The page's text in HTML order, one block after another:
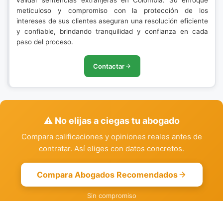
meticuloso y compromiso con la protección de los
intereses de sus clientes aseguran una resolución eficiente
y confiable, brindando tranquilidad y confianza en cada
paso del proceso.
Contactar
⚠️ No elijas a ciegas tu abogado
Compara calificaciones y opiniones reales antes de
contratar. Así eliges con datos concretos.
Compara Abogados Recomendados
Sin compromiso